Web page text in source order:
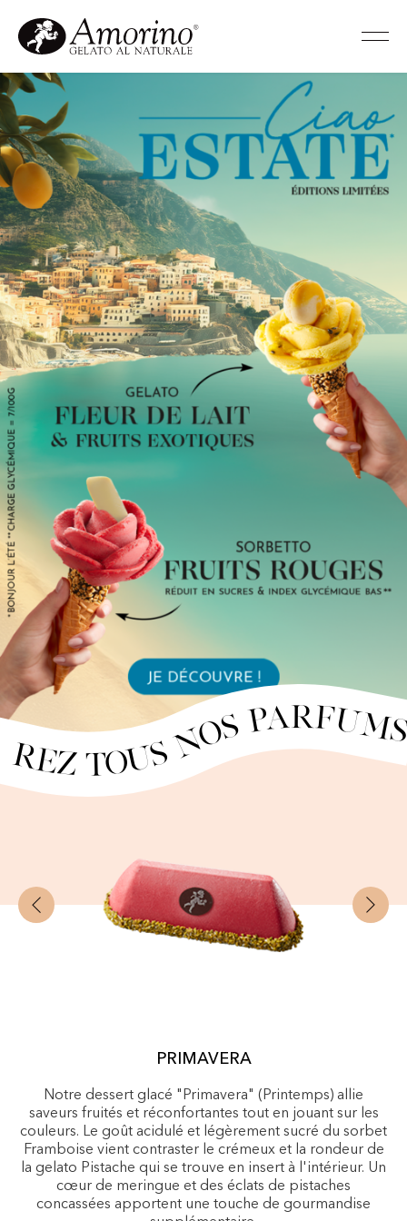
· DÉCOUVREZ TOUS NOS PARFUMS · DÉCOUVREZ TOUS NOS PARFUMS · DÉCOUVREZ TOUS NOS PARFUMS · DÉCOUVREZ TOUS NOS PARFUMS · DÉCOUVREZ TOUS NOS PARFUMS · DÉCOUVREZ TOUS NOS PARFUMS · DÉCOUVREZ TOUS NOS PARFUMS · DÉCOUVREZ TOUS NOS PARFUMS · DÉCOUVREZ TOUS NOS PARFUMS · DÉCOUVREZ TOUS NOS PARFUMS · DÉCOUVREZ TOUS NOS PARFUMS · DÉCOUVREZ TOUS NOS PARFUMS · DÉCOUVREZ TOUS NOS PARFUMS · DÉCOUVREZ TOUS NOS PARFUMS · DÉCOUVREZ TOUS NOS PARFUMS · DÉCOUVREZ TOUS NOS PARFUMS · DÉCOUVREZ TOUS NOS PARFUMS · DÉCOUVREZ TOUS NOS PARFUMS · DÉCOUVREZ TOUS NOS PARFUMS · DÉCOUVREZ TOUS NOS PARFUMS · DÉCOUVREZ TOUS NOS PARFUMS · DÉCOUVREZ TOUS NOS PARFUMS · DÉCOUVREZ TOUS NOS PARFUMS · DÉCOUVREZ TOUS NOS PARFUMS · DÉCOUVREZ TOUS NOS PARFUMS · DÉCOUVREZ TOUS NOS PARFUMS · DÉCOUVREZ TOUS NOS PARFUMS · DÉCOUVREZ TOUS NOS PARFUMS · DÉCOUVREZ TOUS NOS PARFUMS · DÉCOUVREZ TOUS NOS PARFUMS · DÉCOUVREZ TOUS NOS PARFUMS · DÉCOUVREZ TOUS NOS PARFUMS · DÉCOUVREZ TOUS NOS PARFUMS · DÉCOUVREZ TOUS NOS PARFUMS · DÉCOUVREZ TOUS NOS PARFUMS · DÉCOUVREZ TOUS NOS PARFUMS ·
PRIMAVERA
Notre dessert glacé "Primavera" (Printemps) allie
saveurs fruités et réconfortantes tout en jouant sur les
couleurs. Le goût acidulé et légèrement sucré du sorbet
Framboise vient contraster le crémeux et la rondeur de
la gelato Pistache qui se trouve en insert à l'intérieur. Un
cœur de meringue et des éclats de pistaches
concassées apportent une touche de gourmandise